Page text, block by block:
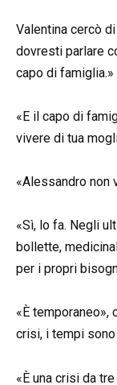
Valentina cercò
dovresti parlare
capo di famiglia.»
«E il capo di
vivere di tua
«Alessandro non
«Sì, lo fa. Negli
bollette,
per i propri
«È temporaneo»,
crisi, i tempi sono
«È una crisi da